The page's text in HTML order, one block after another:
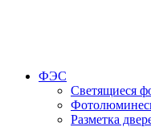
ФЭС
Светящиеся
Разметка